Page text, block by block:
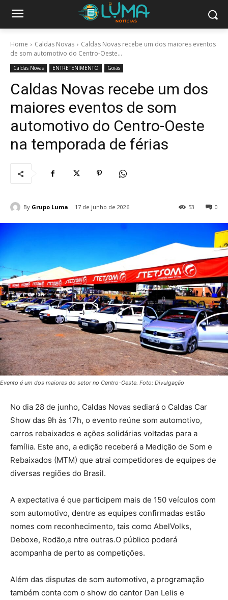
Home Caldas Novas
Caldas Novas recebe um dos maiores eventos
de som automotivo do Centro-Oeste...
Caldas Novas ENTRETENIMENTO Goiás
Caldas Novas recebe um dos
maiores eventos de som
automotivo do Centro-Oeste
na temporada de férias
By Grupo Luma 17 de junho de 2026 0
53
Evento é um dos maiores do setor no Centro-Oeste. Foto: Divulgação
No dia 28 de junho, Caldas Novas sediará o Caldas Car
Show das 9h às 17h, o evento reúne som automotivo,
carros rebaixados e ações solidárias voltadas para a
família. Este ano, a edição receberá a Medição de Som e
Rebaixados (MTM) que atrai competidores de equipes de
diversas regiões do Brasil.
A expectativa é que participem mais de 150 veículos com
som automotivo, dentre as equipes confirmadas estão
nomes com reconhecimento, tais como AbelVolks,
Deboxe, Rodão,e ntre outras.O público poderá
acompanha de perto as competições.
Além das disputas de som automotivo, a programação
também conta com o show do cantor Dan Lelis e